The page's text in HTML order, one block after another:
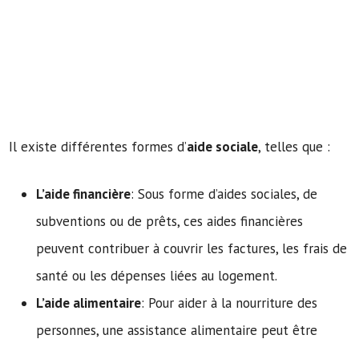
Il existe différentes formes d’aide sociale, telles que :
L’aide financière: Sous forme d’aides sociales, de
subventions ou de prêts, ces aides financières
peuvent contribuer à couvrir les factures, les frais de
santé ou les dépenses liées au logement.
L’aide alimentaire: Pour aider à la nourriture des
personnes, une assistance alimentaire peut être